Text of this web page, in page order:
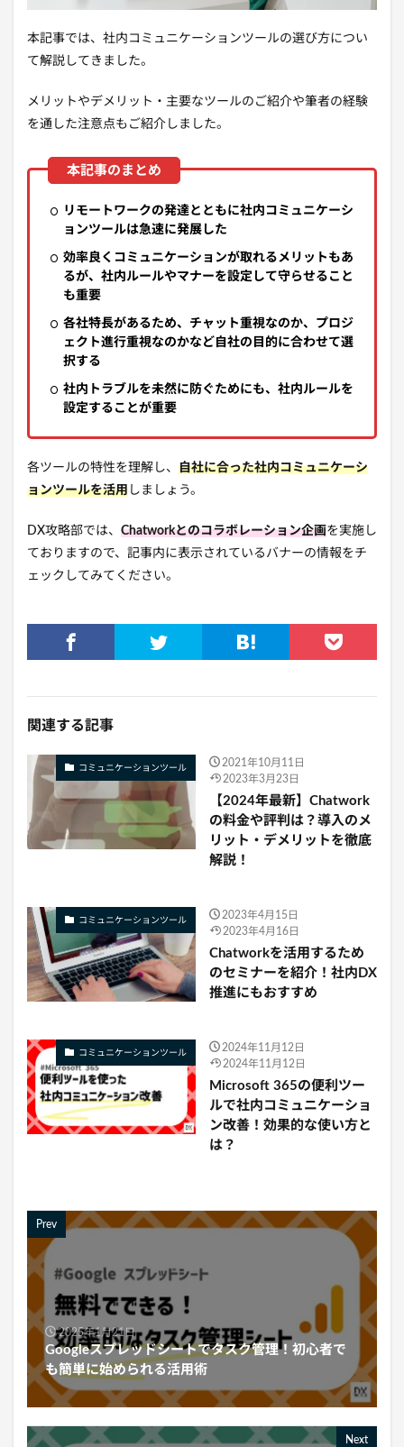
本記事では、社内コミュニケーションツールの選び方につい
て解説してきました。
メリットやデメリット・主要なツールのご紹介や筆者の経験
を通した注意点もご紹介しました。
リモートワークの発達とともに社内コミュニケーシ
ョンツールは急速に発展した
効率良くコミュニケーションが取れるメリットもあ
るが、社内ルールやマナーを設定して守らせること
も重要
各社特長があるため、チャット重視なのか、プロジ
ェクト進行重視なのかなど自社の目的に合わせて選
択する
社内トラブルを未然に防ぐためにも、社内ルールを
設定することが重要
各ツールの特性を理解し、 自社に合った社内コミュニケーシ
ョンツールを活用 しましょう。
DX攻略部では、 Chatworkとのコラボレーション企画を実施し
ておりますので、記事内に表示されているバナーの情報をチ
ェックしてみてください。
関連する記事
コミュニケーションツール
2021年10月11日
2023年3月23日
【2024年最新】Chatwork
の料金や評判は？導入のメ
リット・デメリットを徹底
解説！
コミュニケーションツール
2023年4月15日
2023年4月16日
Chatworkを活用するため
のセミナーを紹介！社内DX
推進にもおすすめ
コミュニケーションツール
2024年11月12日
2024年11月12日
Microsoft 365の便利ツー
ルで社内コミュニケーショ
ン改善！効果的な使い方と
は？
Prev
2025年1月21日
Googleスプレッドシートでタスク管理！初心者で
も簡単に始められる活用術
Next